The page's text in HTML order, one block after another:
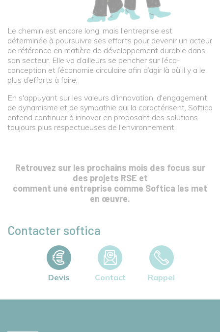
Le chemin est encore long, mais l'entreprise est
déterminée à poursuivre ses efforts pour devenir un acteur
de référence en matière de développement durable dans
son secteur. Elle va d’ailleurs se pencher sur l’éco-
conception et l’économie circulaire afin d’agir là où il y a le
plus d’efforts à faire.
En s'appuyant sur les valeurs d'innovation, d'engagement,
de dynamisme et de sympathie qui la caractérisent, Softica
entend continuer à innover en proposant des solutions
toujours plus respectueuses de l'environnement.
Retrouvez sur les prochains mois des focus sur
des projets RSE et
comment une entreprise comme Softica les met
en œuvre.
Contacter softica
Devis Contact Rappel